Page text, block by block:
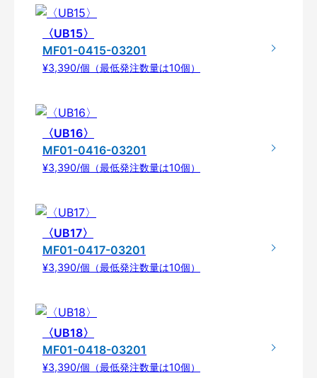
〈UB15〉
MF01-0415-03201
¥3,390/個（最低発注数量は10個）
〈UB16〉
MF01-0416-03201
¥3,390/個（最低発注数量は10個）
〈UB17〉
MF01-0417-03201
¥3,390/個（最低発注数量は10個）
〈UB18〉
MF01-0418-03201
¥3,390/個（最低発注数量は10個）